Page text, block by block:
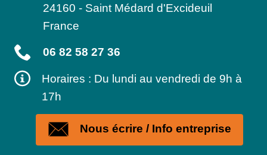
24160 - Saint Médard d'Excideuil
France
06 82 58 27 36
Horaires : Du lundi au vendredi de 9h à
17h
Nous écrire / Info entreprise